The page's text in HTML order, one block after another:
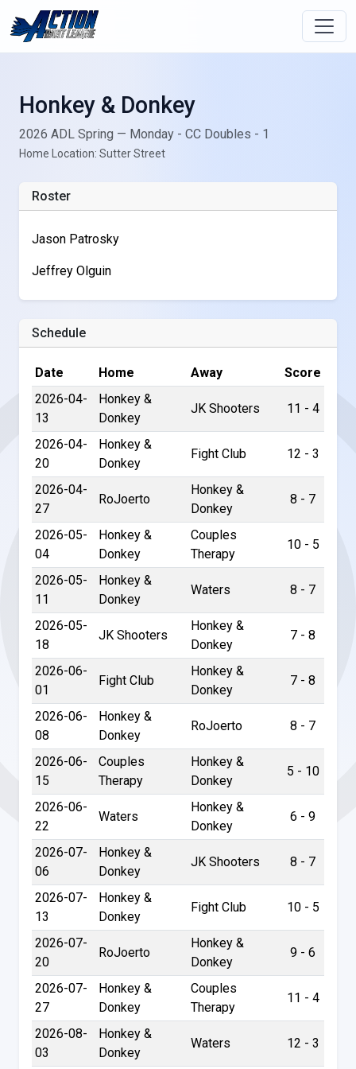
Honkey & Donkey
2026 ADL Spring — Monday - CC Doubles - 1
Home Location: Sutter Street
Roster
Jason Patrosky
Jeffrey Olguin
Schedule
Date Home Away
Score
2026-04-
13
Honkey &
Donkey
JK Shooters 11 - 4
2026-04-
20
Honkey &
Donkey
Fight Club 12 - 3
2026-04-
27
RoJoerto
Honkey &
Donkey
8 - 7
2026-05-
04
Honkey &
Donkey
Couples
Therapy
10 - 5
2026-05-
11
Honkey &
Donkey
Waters 8 - 7
2026-05-
18
JK Shooters
Honkey &
Donkey
7 - 8
2026-06-
01
Fight Club
Honkey &
Donkey
7 - 8
2026-06-
08
Honkey &
Donkey
RoJoerto 8 - 7
2026-06-
15
Couples
Therapy
Honkey &
Donkey
5 - 10
2026-06-
22
Waters
Honkey &
Donkey
6 - 9
2026-07-
06
Honkey &
Donkey
JK Shooters 8 - 7
2026-07-
13
Honkey &
Donkey
Fight Club 10 - 5
2026-07-
20
RoJoerto
Honkey &
Donkey
9 - 6
2026-07-
27
Honkey &
Donkey
Couples
Therapy
11 - 4
2026-08-
03
Honkey &
Donkey
Waters 12 - 3